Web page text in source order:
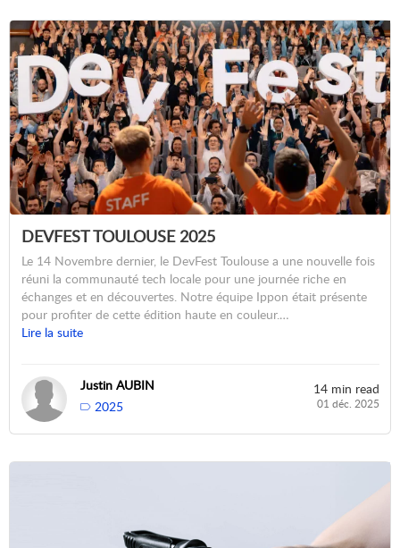
DEVFEST TOULOUSE 2025
Le 14 Novembre dernier, le DevFest Toulouse a une nouvelle fois
réuni la communauté tech locale pour une journée riche en
échanges et en découvertes. Notre équipe Ippon était présente
pour profiter de cette édition haute en couleur.…
Lire la suite
Justin AUBIN
2025
14 min read
01 déc. 2025